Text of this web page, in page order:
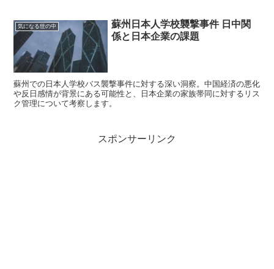
気になる世の中
蘇州日本人学校襲撃事件 日中関
係と日本企業の課題
蘇州での日本人学校バス襲撃事件に対する深い洞察。中国経済の悪化
や反日感情が背景にある可能性と、日本企業の家族帯同に対するリス
ク管理について考察します。
スポンサーリンク